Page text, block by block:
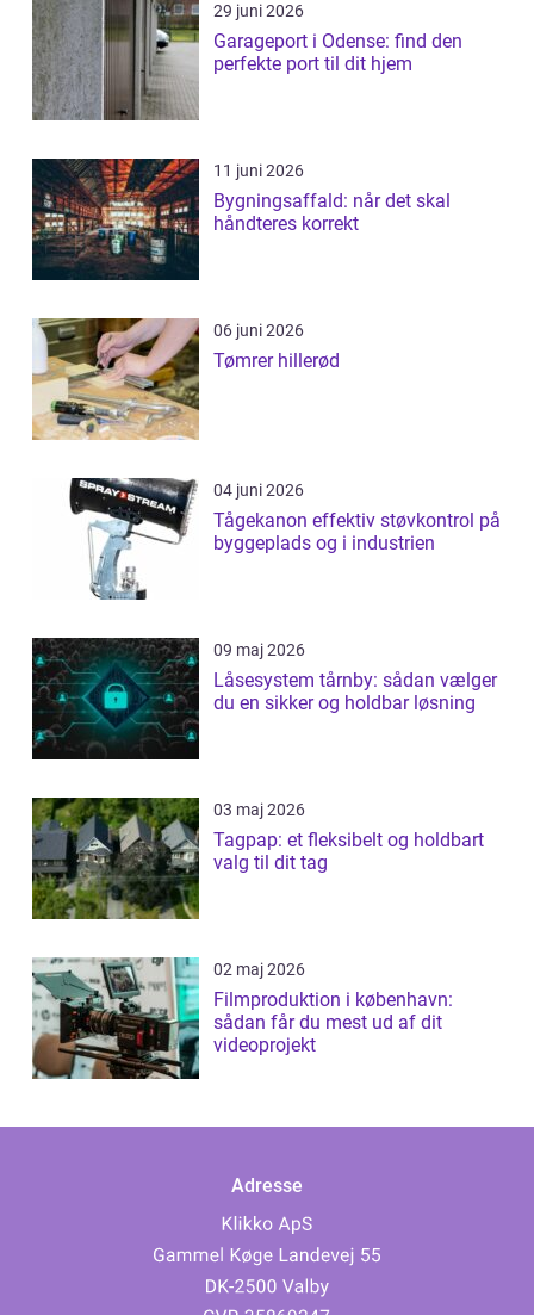
29 juni 2026
Garageport i Odense: find den
perfekte port til dit hjem
11 juni 2026
Bygningsaffald: når det skal
håndteres korrekt
06 juni 2026
Tømrer hillerød
04 juni 2026
Tågekanon effektiv støvkontrol på
byggeplads og i industrien
09 maj 2026
Låsesystem tårnby: sådan vælger
du en sikker og holdbar løsning
03 maj 2026
Tagpap: et fleksibelt og holdbart
valg til dit tag
02 maj 2026
Filmproduktion i københavn:
sådan får du mest ud af dit
videoprojekt
Adresse